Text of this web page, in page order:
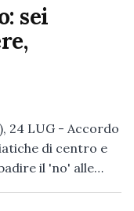
sei
24 LUG - Accordo
di centro e
il 'no' alle…